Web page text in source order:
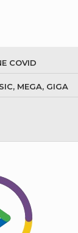
COVID
MEGA, GIGA